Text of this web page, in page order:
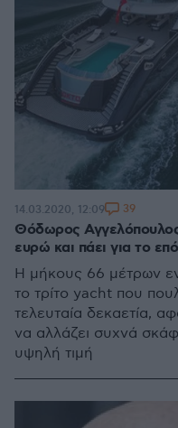
Θόδωρος
ευρώ και πάει για το
Η μήκους 66 μέτρων
το τρίτο yacht που
τελευταία δεκαετία,
να αλλάζει συχνά
υψηλή τιμή
14.03.2020, 12:09 39